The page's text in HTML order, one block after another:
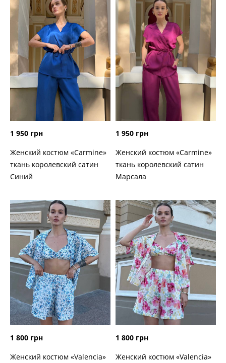
1 950 грн
Женский костюм «Carmine»
ткань королевский сатин
Синий
1 950 грн
Женский костюм «Carmine»
ткань королевский сатин
Марсала
1 800 грн
Женский костюм «Valencia»
1 800 грн
Женский костюм «Valencia»